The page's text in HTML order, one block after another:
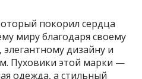
покорил сердца
миру благодаря своему
элегантному дизайну и
Пуховики этой марки —
одежда, а стильный